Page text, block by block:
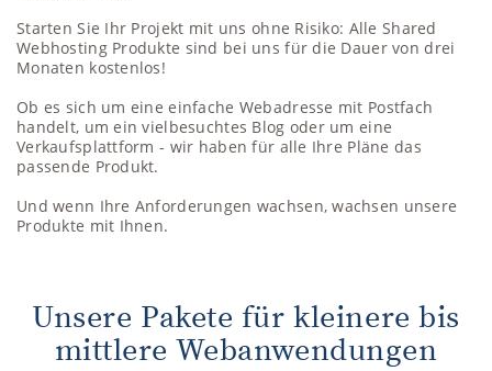
Starten Sie Ihr Projekt mit uns ohne Risiko: Alle Shared
Webhosting Produkte sind bei uns für die Dauer von drei
Monaten kostenlos!
Ob es sich um eine einfache Webadresse mit Postfach
handelt, um ein vielbesuchtes Blog oder um eine
Verkaufsplattform - wir haben für alle Ihre Pläne das
passende Produkt.
Und wenn Ihre Anforderungen wachsen, wachsen unsere
Produkte mit Ihnen.
Unsere Pakete für kleinere bis
mittlere Webanwendungen